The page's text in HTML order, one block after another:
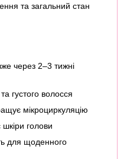
та загальний стан
через 2–3 тижні
густого волосся
мікроциркуляцію
голови
для щоденного